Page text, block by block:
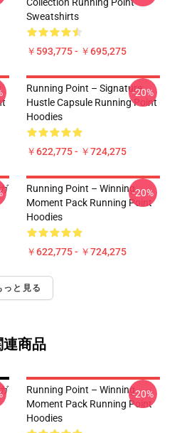
Sweatshirts
￥593,775 - ￥695,275
Running Point – Signature
Hustle Capsule Running Point
Hoodies
￥622,775 - ￥724,275
-20%
Running Point – Winning
Moment Pack Running Point
Hoodies
￥622,775 - ￥724,275
-20%
っと見る
連商品
Running Point – Winning
Moment Pack Running Point
Hoodies
-20%